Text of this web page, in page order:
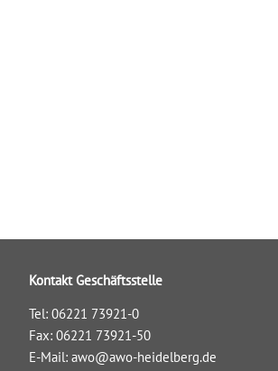
Kontakt Geschäftsstelle
Tel: 06221 73921-0
Fax: 06221 73921-50
E-Mail:awo@awo-heidelberg.de